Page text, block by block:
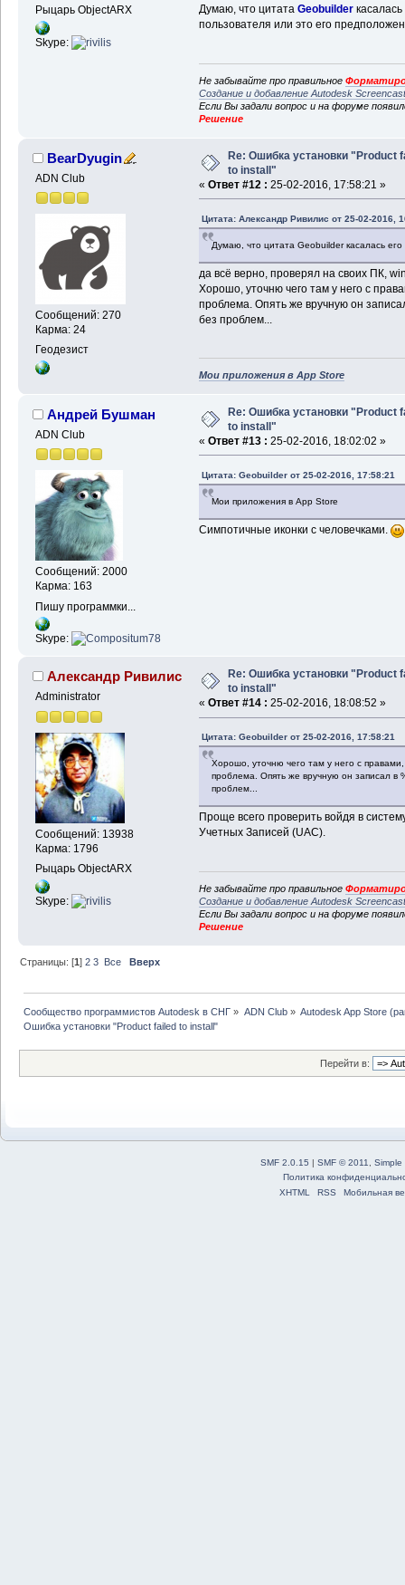
Рыцарь ObjectARX
Skype:
Думаю, что цитата Geobuilder
пользователя или это его
Не забывайте про правильное
Создание и добавление Autodesk
Если Вы задали вопрос и на форуме
Решение
BearDyugin
ADN Club
Сообщений: 270
Карма: 24
Геодезист
Re: Ошибка установки "Product
to install"
« Ответ #12 : 25-02-2016, 17:58:21 »
Цитата: Александр Ривилис от 25-02-2016,
Думаю, что цитата Geobuilder касалась
да всё верно, проверял на своих ПК,
Хорошо, уточню чего там у него с
проблема. Опять же вручную он
без проблем...
Мои приложения в App Store
Андрей Бушман
ADN Club
Сообщений: 2000
Карма: 163
Пишу программки...
Skype:
Re: Ошибка установки "Product
to install"
« Ответ #13 : 25-02-2016, 18:02:02 »
Цитата: Geobuilder от 25-02-2016, 17:58:21
Мои приложения в App Store
Симпотичные иконки с человечками.
Александр Ривилис
Administrator
Сообщений: 13938
Карма: 1796
Рыцарь ObjectARX
Skype:
Re: Ошибка установки "Product
to install"
« Ответ #14 : 25-02-2016, 18:08:52 »
Цитата: Geobuilder от 25-02-2016, 17:58:21
Хорошо, уточню чего там у него с
проблема. Опять же вручную он записал в
проблем...
Проще всего проверить войдя в
Учетных Записей (UAC).
Не забывайте про правильное
Создание и добавление Autodesk
Если Вы задали вопрос и на форуме
Решение
Страницы: [1]2 3 Все Вверх
Сообщество программистов Autodesk в СНГ » ADN Club» Autodesk App Store
Ошибка установки "Product failed to install"
Перейти в:
SMF 2.0.15 | SMF © 2011
Simple
Политика
XHTML
RSS Мобильная